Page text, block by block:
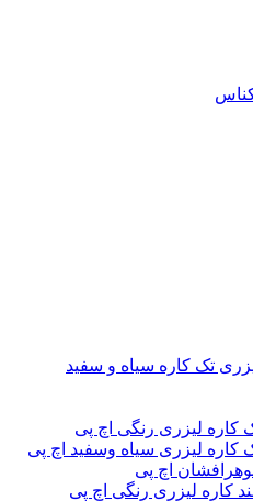
تک کاره سیاه و سفید
کاره لیزری رنگی اچ پی
کاره لیزری سیاه وسفید اچ پی
اچ پی
کاره لیزری رنگی اچ پی